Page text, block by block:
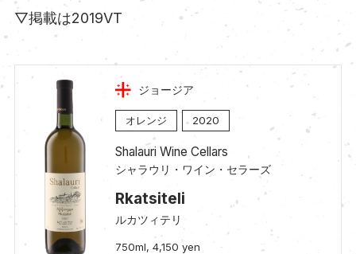
▽掲載は2019VT
ジョージア
オレンジ 2020
Shalauri Wine Cellars
シャラウリ・ワイン・セラーズ
Rkatsiteli
ルカツィテリ
750ml, 4,150 yen